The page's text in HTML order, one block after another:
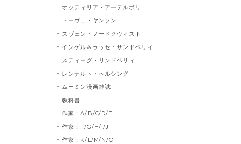
オッティリア・アーデルボリ
トーヴェ・ヤンソン
スヴェン・ノードクヴィスト
インゲル＆ラッセ・サンドベリィ
スティーグ・リンドベリィ
レンナルト・ヘルシング
ムーミン漫画雑誌
教科書
作家：A/B/C/D/E
作家：F/G/H/I/J
作家：K/L/M/N/O